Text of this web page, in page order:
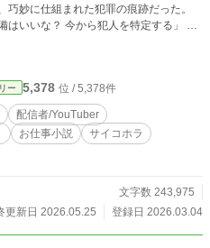
妙に仕組まれた犯罪の痕跡だった。
いいな？ 今から犯人を特定する」 金
そして、画面の向こうにいる数万人
地理特定。 ネットの集合知を駆使し
す！ スロバキア人の魔
事など、一癖も二癖もある大人の美女
始まる。
ー 5,378 位 / 5,378件
配信者/YouTuber
お仕事小説
サイコホラ
文字数 243,975
更新日 2026.05.25
登録日 2026.03.04